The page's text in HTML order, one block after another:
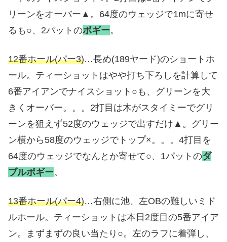
リーンをオーバー▲。64度のウェッジで1mに寄せ
るも○、2パットのボギー。
12番ホール(パー3)…長め(189ヤード)のショートホ
ール。ティーショットはやや打ち下ろしを計算して
6番アイアンでナイスショット○も、グリーンを大
きくオーバー。。。2打目は木がスタイミーでグリ
ーンを狙えず52度のウェッジで出すだけ▲。グリー
ン横から58度のウェッジでトップ×。。。4打目を
64度のウェッジでなんとか寄せて○、1パットのダ
ブルボギー。
13番ホール(パー4)…右側に池、左OBの難しいミド
ルホール。ティーショットは本日2度目の5番アイア
ン。まずまずの良い当たり○。左のラフに着弾し、